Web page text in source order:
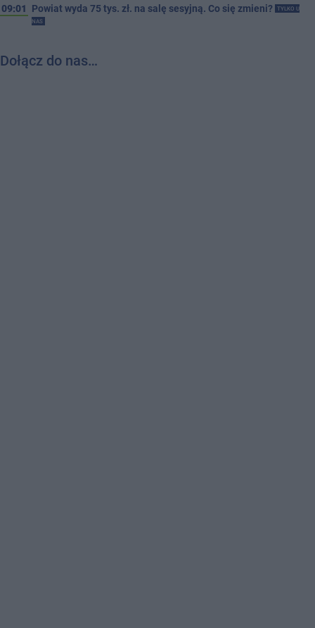
09:01
Powiat wyda 75 tys. zł. na salę sesyjną. Co się zmieni?
TYLKO U
NAS
Dołącz do nas…